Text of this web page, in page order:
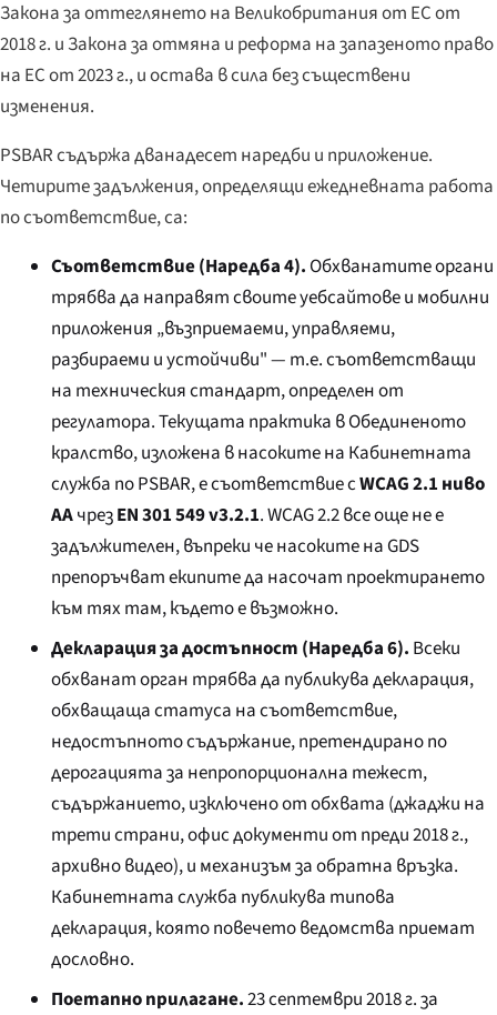
Закона за оттеглянето на Великобритания от ЕС от
2018 г. и Закона за отмяна и реформа на запазеното право
на ЕС от 2023 г., и остава в сила без съществени
изменения.
PSBAR съдържа дванадесет наредби и приложение.
Четирите задължения, определящи ежедневната работа
по съответствие, са:
Съответствие (Наредба 4).Обхванатите органи
трябва да направят своите уебсайтове и мобилни
приложения „възприемаеми, управляеми,
разбираеми и устойчиви" — т.е. съответстващи
на техническия стандарт, определен от
регулатора. Текущата практика в Обединеното
кралство, изложена в насоките на Кабинетната
служба по PSBAR, е съответствие сWCAG 2.1 ниво
AAчрезEN 301 549 v3.2.1. WCAG 2.2 все още не е
задължителен, въпреки че насоките на GDS
препоръчват екипите да насочат проектирането
към тях там, където е възможно.
Декларация за достъпност (Наредба 6). Всеки
обхванат орган трябва да публикува декларация,
обхващаща статуса на съответствие,
недостъпното съдържание, претендирано по
дерогацията за непропорционална тежест,
съдържанието, изключено от обхвата (джаджи на
трети страни, офис документи от преди 2018 г.,
архивно видео), и механизъм за обратна връзка.
Кабинетната служба публикува типова
декларация, която повечето ведомства приемат
дословно.
Поетапно прилагане.23 септември 2018 г. за